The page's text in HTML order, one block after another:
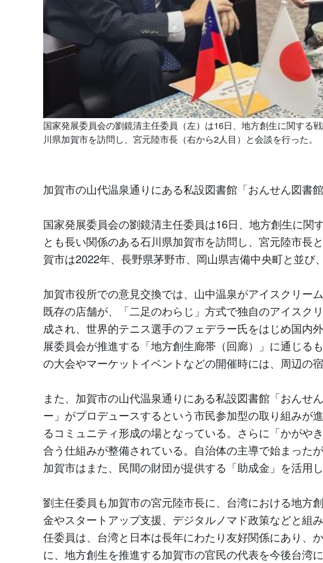
国家発展委員会の劉鏡清主任委員（左）は16日、地方創生に関する
川県加賀市を訪問し、宮元陸市長（右から2人目）と会談を行った。
加賀市の山代温泉通りにある私設図書館「おんせん図書
国家発展委員会の劉鏡清主任委員は16日、地方創生に
とも長い関係のある石川県加賀市を訪問し、宮元陸市長
賀市は2022年、長野県茅野市、岡山県吉備中央町と並び
加賀市役所での意見交換では、山中温泉がアイスクリー
既存の店舗が、「二足のわらじ」方式で独自のアイスク
成され、世界的テニス選手のフェデラー氏をはじめ国内
展委員会が推進する「地方創生廊帯（回廊）」に通じる
の大会やマーケットイベントなどの開催時には、周辺の
また、加賀市の山代温泉通りにある私設図書館「おん
ー」がプロデュースするという市民参加型の取り組みが
るコミュニティ形成の場となっている。さらに「かがや
合う仕組みが整備されている。自治体の主導で始まった
加賀市はまた、民間の財団が提供する「助成金」を活用
劉主任委員も加賀市の宮元陸市長に、台湾における地方
金やスタートアップ支援、デジタルノマド政策などと組
任委員は、台湾と日本は長年にわたり友好関係にあり、
に、地方創生を推進する加賀市の官民の代表を今後台湾